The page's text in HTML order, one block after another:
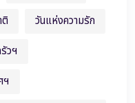
วันแห่งความรัก
วฯ
ฯ